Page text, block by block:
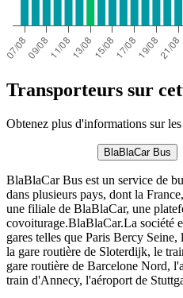
Transporteurs sur
Obtenez plus d'informations sur
BlaBlaCar Bus
BlaBlaCar Bus est un service de
dans plusieurs pays, dont la
une filiale de BlaBlaCar, une
covoiturage.BlaBlaCar.La société
gares telles que Paris Bercy
la gare routière de Sloterdijk, le
gare routière de Barcelone Nord,
train d'Annecy, l'aéroport de